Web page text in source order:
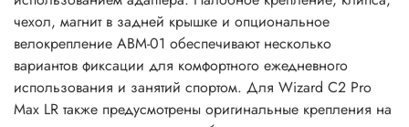
чехол, магнит в задней крышке и опциональное
велокрепление ABM-01 обеспечивают несколько
вариантов фиксации для комфортного ежедневного
использования и занятий спортом. Для Wizard C2 Pro
Max LR также предусмотрены оригинальные крепления на